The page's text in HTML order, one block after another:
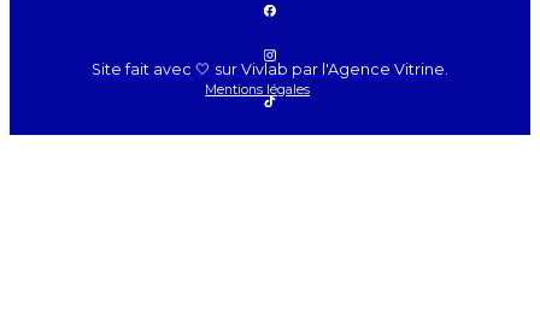
Mentions légales
Site fait avec 🤍 sur Vivlab par l'Agence Vitrine.